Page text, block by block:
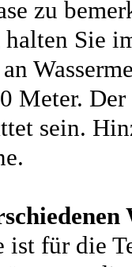
zu
Sie
Meter.
sein.
ist für die